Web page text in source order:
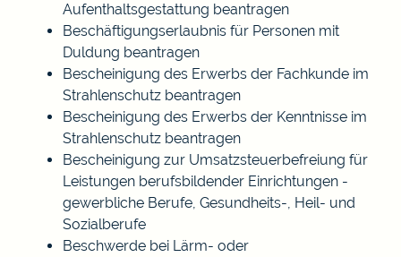
Aufenthaltsgestattung beantragen
Beschäftigungserlaubnis für Personen mit
Duldung beantragen
Bescheinigung des Erwerbs der Fachkunde im
Strahlenschutz beantragen
Bescheinigung des Erwerbs der Kenntnisse im
Strahlenschutz beantragen
Bescheinigung zur Umsatzsteuerbefreiung für
Leistungen berufsbildender Einrichtungen -
gewerbliche Berufe, Gesundheits-, Heil- und
Sozialberufe
Beschwerde bei Lärm- oder